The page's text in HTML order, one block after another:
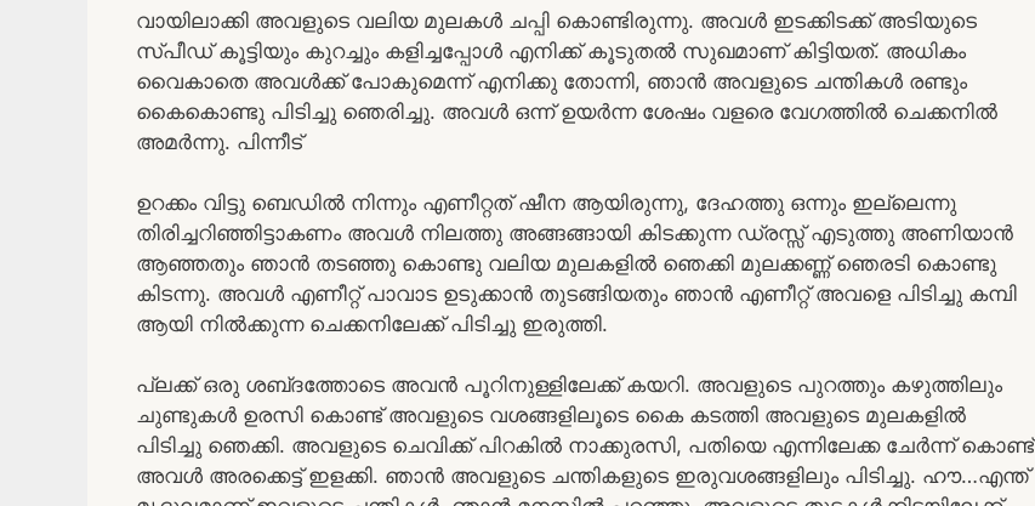
വായിലാക്കി അവളുടെ വലിയ മുലകൾ ചപ്പി കൊണ്ടിരുന്നു. അവൾ ഇടക്കിടക്ക് അടിയുടെ
സ്പീഡ് കൂട്ടിയും കുറച്ചും കളിച്ചപ്പോൾ എനിക്ക് കൂടുതൽ സുഖമാണ് കിട്ടിയത്. അധികം
വൈകാതെ അവൾക്ക് പോകുമെന്ന് എനിക്കു തോന്നി, ഞാൻ അവളുടെ ചന്തികൾ രണ്ടും
കൈകൊണ്ടു പിടിച്ചു ഞെരിച്ചു. അവൾ ഒന്ന് ഉയർന്ന ശേഷം വളരെ വേഗത്തിൽ ചെക്കനിൽ
അമർന്നു. പിന്നീട്
ഉറക്കം വിട്ടു ബെഡിൽ നിന്നും എണീറ്റത് ഷീന ആയിരുന്നു, ദേഹത്തു ഒന്നും ഇല്ലെന്നു
തിരിച്ചറിഞ്ഞിട്ടാകണം അവൾ നിലത്തു അങ്ങങ്ങായി കിടക്കുന്ന ഡ്രസ്സ്‌ എടുത്തു അണിയാൻ
ആഞ്ഞതും ഞാൻ തടഞ്ഞു കൊണ്ടു വലിയ മുലകളിൽ ഞെക്കി മുലക്കണ്ണ് ഞെരടി കൊണ്ടു
കിടന്നു. അവൾ എണീറ്റ് പാവാട ഉടുക്കാൻ തുടങ്ങിയതും ഞാൻ എണീറ്റ് അവളെ പിടിച്ചു കമ്പി
ആയി നിൽക്കുന്ന ചെക്കനിലേക്ക് പിടിച്ചു ഇരുത്തി.
പ്ലക്ക് ഒരു ശബ്‍ദത്തോടെ അവൻ പൂറിനുള്ളിലേക്ക് കയറി. അവളുടെ പുറത്തും കഴുത്തിലും
ചുണ്ടുകൾ ഉരസി കൊണ്ട് അവളുടെ വശങ്ങളിലൂടെ കൈ കടത്തി അവളുടെ മുലകളിൽ
പിടിച്ചു ഞെക്കി. അവളുടെ ചെവിക്ക് പിറകിൽ നാക്കുരസി, പതിയെ എന്നിലേക്ക ചേർന്ന് കൊണ്ട്
അവൾ അരക്കെട്ട് ഇളക്കി. ഞാൻ അവളുടെ ചന്തികളുടെ ഇരുവശങ്ങളിലും പിടിച്ചു. ഹൗ…എന്ത്